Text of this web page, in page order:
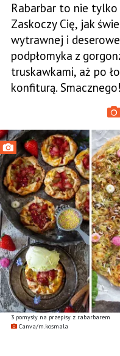
3 pomysły na przepisy z rabarbarem
Canva/m.kosmala
Rabarbar to nie
Zaskoczy Cię, jak
wytrawnej i
podpłomyka z
truskawkami, aż po
konfiturą. Smacznego!